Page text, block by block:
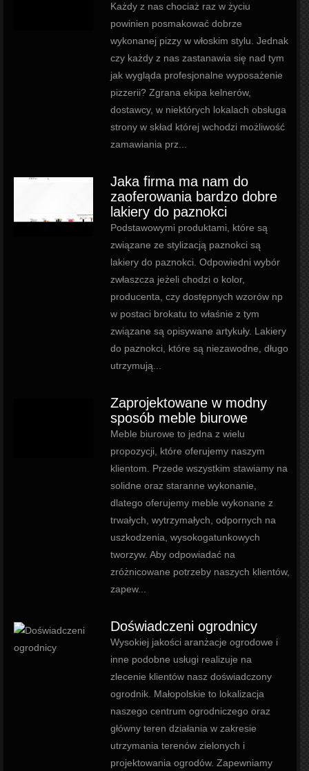
Każdy z nas chociaż raz w życiu
powinien posmakować dobrze
wykonanej pizzy w włoskim stylu. Jednak
czy każdy z nas zastanawia się nad tym
jak wygląda profesjonalne wyposażenie
pizzerii? Zgrana ekipa kelnerów,
dostawcy, w niektórych lokalach obsługa
strony w skład której wchodzi możliwość
zamawiania prz...
Jaka firma ma nam do
zaoferowania bardzo dobre
lakiery do paznokci
Podstawowymi produktami, które są
związane ze stylizacją paznokci są
lakiery do paznokci. Odpowiedni wybór
zwłaszcza jeżeli chodzi o kolor,
producenta, czy dostępnych wzorów np
w postaci brokatu to właśnie z tym
związane są opisywane artykuły. Lakiery
do paznokci, które są niezawodne, długo
utrzymują...
Zaprojektowane w modny
sposób meble biurowe
Meble biurowe to jedna z wielu
propozycji, które oferujemy naszym
klientom. Przede wszystkim stawiamy na
solidne oraz staranne wykonanie,
dlatego oferujemy meble wykonane z
trwałych, wytrzymałych, odpornych na
uszkodzenia, wysokogatunkowych
tworzyw. Aby odpowiadać na
zróżnicowane potrzeby naszych klientów,
zapew...
Doświadczeni ogrodnicy
Wysokiej jakości aranżacje ogrodowe i
inne podobne usługi realizuje na
zlecenie klientów nasz doświadczony
ogrodnik. Małopolskie to lokalizacja
naszego centrum ogrodniczego oraz
główny teren działania w zakresie
utrzymania terenów zielonych i
projektowania ogrodów. Zapewniamy